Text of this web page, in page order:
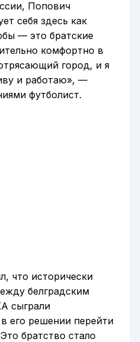
Попович
себя здесь как
— это братские
комфортно в
город, и я
и работаю», —
футболист.
что исторически
белградским
сыграли
его решении перейти
братство стало